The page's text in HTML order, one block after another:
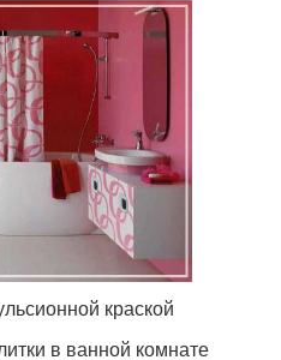
краской
в ванной комнате